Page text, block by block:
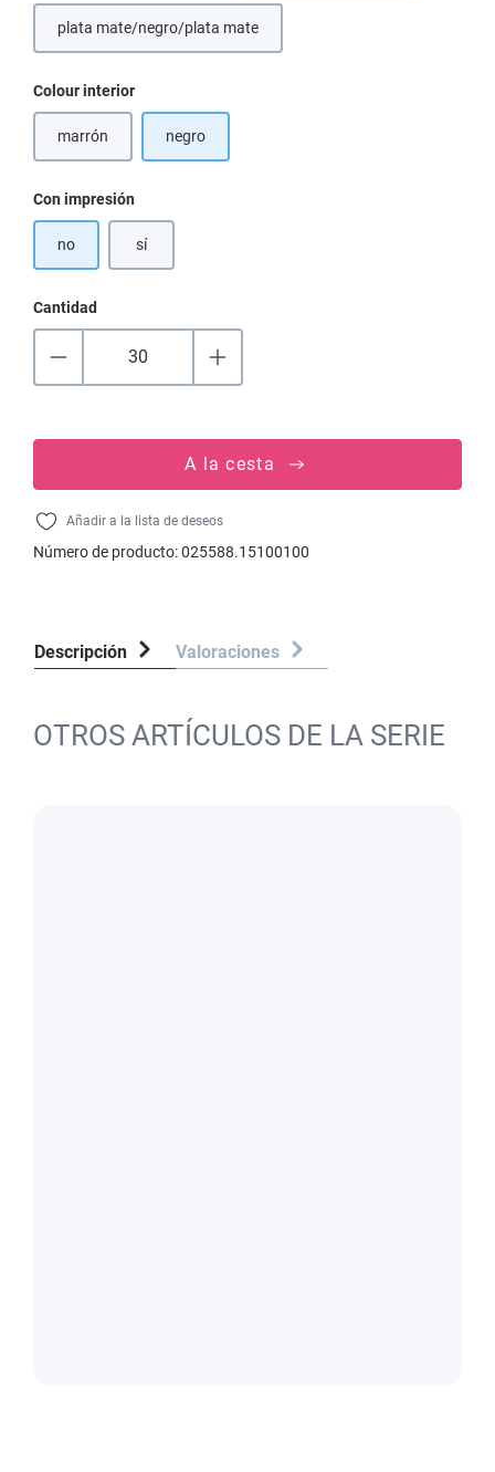
plata mate/negro/plata mate
Seleccione
Colour interior
marrón(Esta opción no está disponible en este momento.)
negro
Seleccione
Con impresión
no sí
Cantidad
A la cesta
Añadir a la lista de deseos
Número de producto:025588.15100100
Descripción Valoraciones
OTROS ARTÍCULOS DE LA SERIE